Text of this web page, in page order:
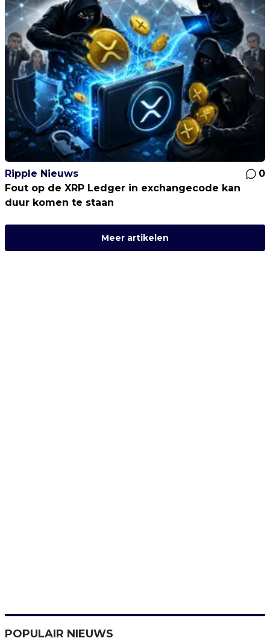
Ripple Nieuws
0
Fout op de XRP Ledger in exchangecode kan
duur komen te staan
Meer artikelen
POPULAIR NIEUWS